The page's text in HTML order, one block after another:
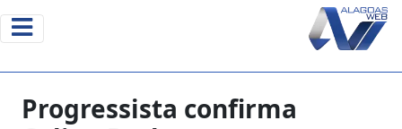
Progressista confirma